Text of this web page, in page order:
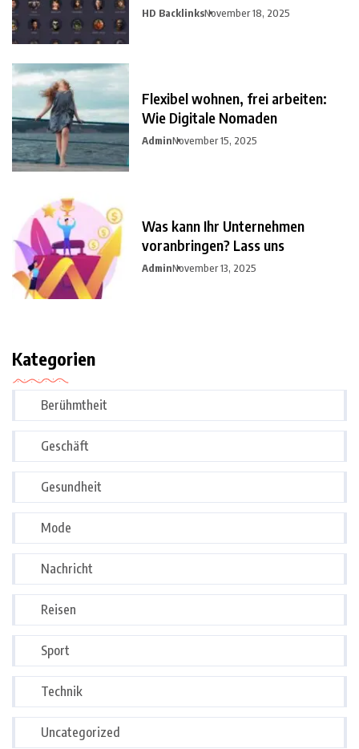
HD BacklinksNovember 18, 2025
Flexibel wohnen, frei arbeiten:
Wie Digitale Nomaden
AdminNovember 15, 2025
Was kann Ihr Unternehmen
voranbringen? Lass uns
AdminNovember 13, 2025
Kategorien
Berühmtheit
Geschäft
Gesundheit
Mode
Nachricht
Reisen
Sport
Technik
Uncategorized